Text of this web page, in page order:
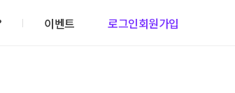
이벤트 로그인회원가입